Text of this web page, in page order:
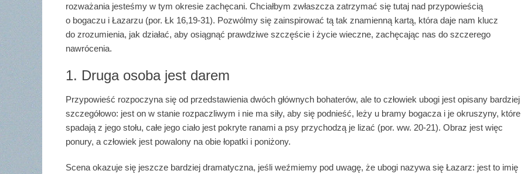
rozważania jesteśmy w tym okresie zachęcani. Chciałbym zwłaszcza zatrzymać się tutaj nad przypowieścią
o bogaczu i Łazarzu (por. Łk 16,19-31). Pozwólmy się zainspirować tą tak znamienną kartą, która daje nam klucz
do zrozumienia, jak działać, aby osiągnąć prawdziwe szczęście i życie wieczne, zachęcając nas do szczerego
nawrócenia.
1. Druga osoba jest darem
Przypowieść rozpoczyna się od przedstawienia dwóch głównych bohaterów, ale to człowiek ubogi jest opisany bardziej
szczegółowo: jest on w stanie rozpaczliwym i nie ma siły, aby się podnieść, leży u bramy bogacza i je okruszyny, które
spadają z jego stołu, całe jego ciało jest pokryte ranami a psy przychodzą je lizać (por. ww. 20-21). Obraz jest więc
ponury, a człowiek jest powalony na obie łopatki i poniżony.
Scena okazuje się jeszcze bardziej dramatyczna, jeśli weźmiemy pod uwagę, że ubogi nazywa się Łazarz: jest to imię